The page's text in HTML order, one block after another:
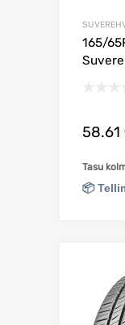
165/
58.61
Tasu
📦